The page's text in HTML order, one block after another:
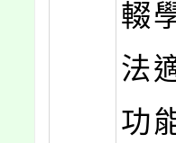
輟
法
功